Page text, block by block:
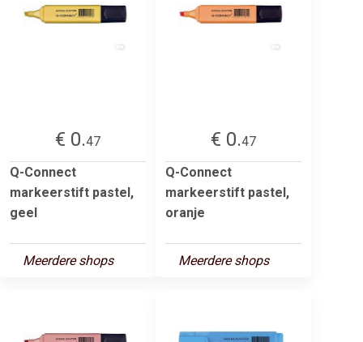
€ 0.47
Q-Connect
markeerstift pastel,
geel
Meerdere shops
€ 0.47
Q-Connect
markeerstift pastel,
oranje
Meerdere shops